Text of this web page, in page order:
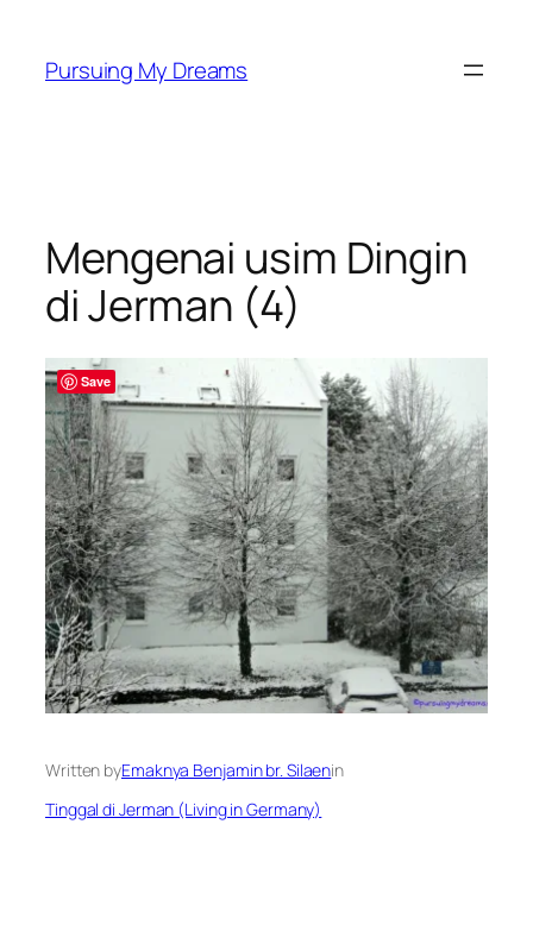
content
Pursuing My Dreams
Mengenai usim Dingin
di Jerman (4)
Written byEmaknya Benjamin br. Silaenin
Tinggal di Jerman (Living in Germany)
Save